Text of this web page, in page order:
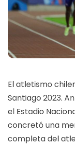
El atletismo
Santiago 2023.
el Estadio
concretó una
completa del